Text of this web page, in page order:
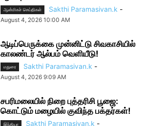
ஆன்மிகச் செய்திகள் Sakthi Paramasivan.k -
August 4, 2026 10:00 AM
ஆடிப்பெருக்கை முன்னிட்டு சிவகாசியில்
காலண்டர் ஆல்பம் வெளியீடு!
மதுரை Sakthi Paramasivan.k -
August 4, 2026 9:09 AM
சபரிமலையில் நிறை புத்தரிசி பூஜை:
கொட்டும் மழையில் குவிந்த பக்தர்கள்!
இந்தியா Sakthi Paramasivan.k -